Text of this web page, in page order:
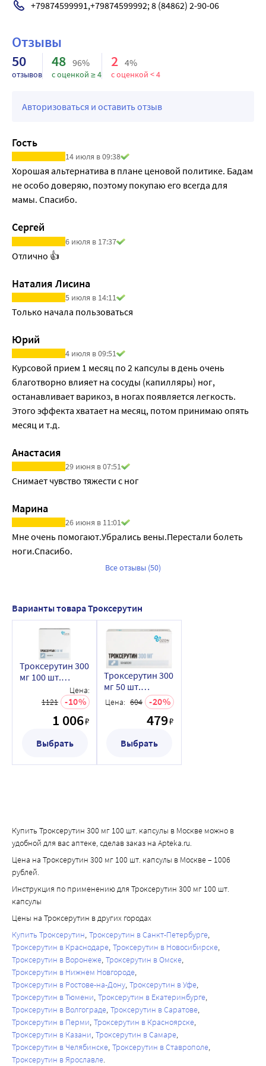
+79874599991,+79874599992; 8 (84862) 2-90-06
Отзывы
50
отзывов
48 96%
с оценкой ≥ 4
2 4%
с оценкой < 4
Авторизоваться и оставить отзыв
Гость
14 июля в 09:38
Хорошая альтернатива в плане ценовой политике. Бадам
не особо доверяю, поэтому покупаю его всегда для
мамы. Спасибо.
Сергей
6 июля в 17:37
Отлично 👍
Наталия Лисина
5 июля в 14:11
Только начала пользоваться
Юрий
4 июля в 09:51
Курсовой прием 1 месяц по 2 капсулы в день очень
благотворно влияет на сосуды (капилляры) ног,
останавливает варикоз, в ногах появляется легкость.
Этого эффекта хватает на месяц, потом принимаю опять
месяц и т.д.
Анастасия
29 июня в 07:51
Снимает чувство тяжести с ног
Марина
26 июня в 11:01
Мне очень помогают.Убрались вены.Перестали болеть
ноги.Спасибо.
Все отзывы (50)
Варианты товара Троксерутин
Троксерутин 300
мг 100 шт.
Цена:
1121
10
1 006₽
Выбрать
Троксерутин 300
мг 50 шт.
капсулы
Цена: 604 20
479₽
Выбрать
Купить Троксерутин 300 мг 100 шт. капсулы в Москве можно в
удобной для вас аптеке, сделав заказ на Apteka.ru.
Цена на Троксерутин 300 мг 100 шт. капсулы в Москве – 1006
рублей.
Инструкция по применению для Троксерутин 300 мг 100 шт.
капсулы
Цены на Троксерутин в других городах
Купить Троксерутин Троксерутин в Санкт-Петербурге
Троксерутин в Краснодаре Троксерутин в Новосибирске
Троксерутин в Воронеже Троксерутин в Омске
Троксерутин в Нижнем Новгороде
Троксерутин в Ростове-на-Дону Троксерутин в Уфе
Троксерутин в Тюмени Троксерутин в Екатеринбурге
Троксерутин в Волгограде Троксерутин в Саратове
Троксерутин в Перми Троксерутин в Красноярске
Троксерутин в Казани Троксерутин в Самаре
Троксерутин в Челябинске Троксерутин в Ставрополе
Троксерутин в Ярославле